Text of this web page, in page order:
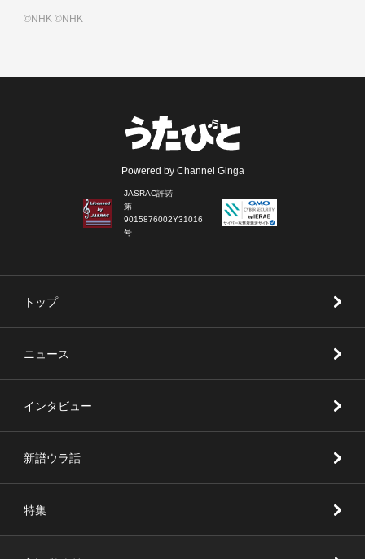
©NHK©NHK
Powered by Channel Ginga
JASRAC許諾
第
9015876002Y31016
号
トップ
ニュース
インタビュー
新譜ウラ話
特集